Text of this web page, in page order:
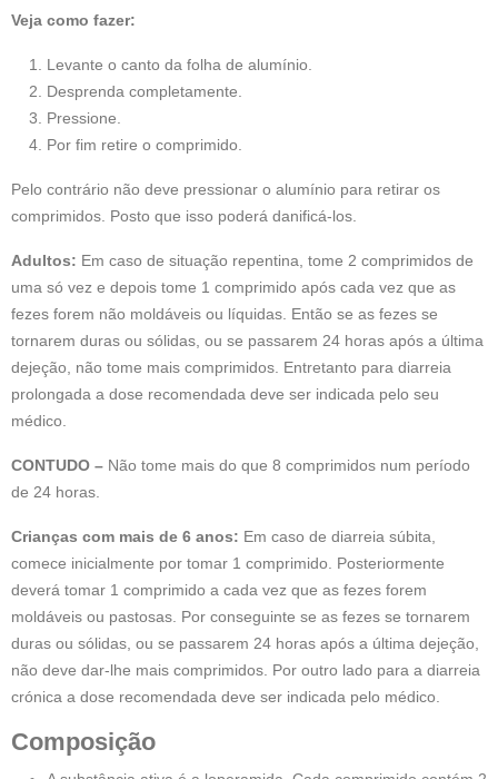
Veja como fazer:
Levante o canto da folha de alumínio.
Desprenda completamente.
Pressione.
Por fim retire o comprimido.
Pelo contrário não deve pressionar o alumínio para retirar os
comprimidos. Posto que isso poderá danificá-los.
Adultos: Em caso de situação repentina, tome 2 comprimidos de
uma só vez e depois tome 1 comprimido após cada vez que as
fezes forem não moldáveis ou líquidas. Então se as fezes se
tornarem duras ou sólidas, ou se passarem 24 horas após a última
dejeção, não tome mais comprimidos. Entretanto para diarreia
prolongada a dose recomendada deve ser indicada pelo seu
médico.
CONTUDO – Não tome mais do que 8 comprimidos num período
de 24 horas.
Crianças com mais de 6 anos: Em caso de diarreia súbita,
comece inicialmente por tomar 1 comprimido. Posteriormente
deverá tomar 1 comprimido a cada vez que as fezes forem
moldáveis ou pastosas. Por conseguinte se as fezes se tornarem
duras ou sólidas, ou se passarem 24 horas após a última dejeção,
não deve dar-lhe mais comprimidos. Por outro lado para a diarreia
crónica a dose recomendada deve ser indicada pelo médico.
Composição